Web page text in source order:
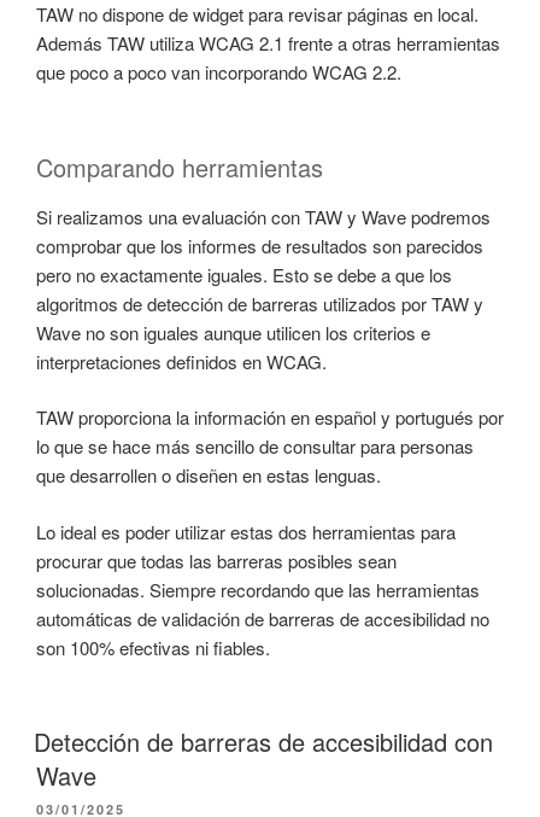
TAW no dispone de widget para revisar páginas en local.
Además TAW utiliza WCAG 2.1 frente a otras herramientas
que poco a poco van incorporando WCAG 2.2.
Comparando herramientas
Si realizamos una evaluación con TAW y Wave podremos
comprobar que los informes de resultados son parecidos
pero no exactamente iguales. Esto se debe a que los
algoritmos de detección de barreras utilizados por TAW y
Wave no son iguales aunque utilicen los criterios e
interpretaciones definidos en WCAG.
TAW proporciona la información en español y portugués por
lo que se hace más sencillo de consultar para personas
que desarrollen o diseñen en estas lenguas.
Lo ideal es poder utilizar estas dos herramientas para
procurar que todas las barreras posibles sean
solucionadas. Siempre recordando que las herramientas
automáticas de validación de barreras de accesibilidad no
son 100% efectivas ni fiables.
Detección de barreras de accesibilidad con
Wave
PUBLICADO
03/01/2025